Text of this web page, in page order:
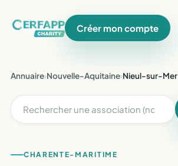
Créer mon compte
Annuaire›Nouvelle-Aquitaine›Nieul-sur-Mer
CHARENTE-MARITIME